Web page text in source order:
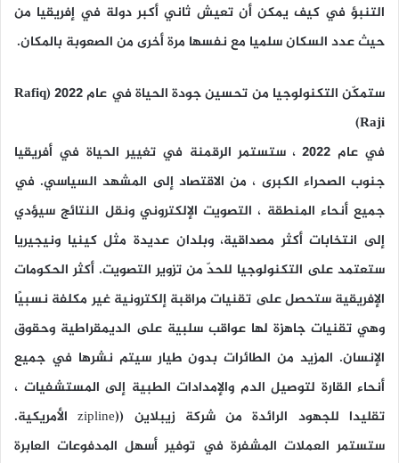
التنبؤ في كيف يمكن أن تعيش ثاني أكبر دولة في إفريقيا من
حيث عدد السكان سلميا مع نفسها مرة أخرى من الصعوبة بالمكان.
ستمكّن التكنولوجيا من تحسين جودة الحياة في عام 2022 (Rafiq
Raji)
في عام 2022 ، ستستمر الرقمنة في تغيير الحياة في أفريقيا
جنوب الصحراء الكبرى ، من الاقتصاد إلى المشهد السياسي. في
جميع أنحاء المنطقة ، التصويت الإلكتروني ونقل النتائج سيؤدي
إلى انتخابات أكثر مصداقية، وبلدان عديدة مثل كينيا ونيجيريا
ستعتمد على التكنولوجيا للحدّ من تزوير التصويت. أكثر الحكومات
الإفريقية ستحصل على تقنيات مراقبة إلكترونية غير مكلفة نسبيًا
وهي تقنيات جاهزة لها عواقب سلبية على الديمقراطية وحقوق
الإنسان. المزيد من الطائرات بدون طيار سيتم نشرها في جميع
أنحاء القارة لتوصيل الدم والإمدادات الطبية إلى المستشفيات ،
تقليدا للجهود الرائدة من شركة زيبلاين ((zipline الأمريكية.
ستستمر العملات المشفرة في توفير أسهل المدفوعات العابرة